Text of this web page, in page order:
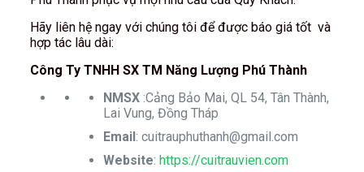
Hãy liên hệ ngay với chúng tôi để được báo giá tốt và
hợp tác lâu dài:
Công Ty TNHH SX TM Năng Lượng Phú Thành
NMSX:Cảng Bảo Mai, QL 54, Tân Thành,
Lai Vung, Đồng Tháp
Email: cuitrauphuthanh@gmail.com
Website: https://cuitrauvien.com